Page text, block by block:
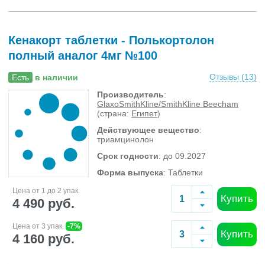
Кенакорт таблетки - Полькортолон
полный аналог 4мг №100
Есть в наличии Отзывы (13)
Производитель:
GlaxoSmithKline/SmithKline Beecham
(страна: Египет)
Действующее вещество:
триамцинолон
Срок годности: до 09.2027
Форма выпуска: Таблетки
Цена от 1 до 2 упак.
4 490 руб. Купить
Цена от 3 упак. -7%
4 160 руб. Купить